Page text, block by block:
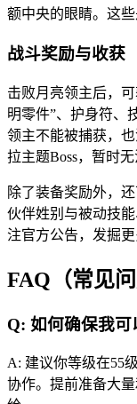
额中央的眼睛。这
战斗奖励与收获
击败月亮领主后，
明零件”、护身符、
领主不能被捕获，
拉主题Boss，暂时无
除了装备奖励外，
伙伴姓别与被动技
注官方公告，发掘更
FAQ（常见问
Q: 如何确保我可
A: 建议你等级在55
协作。提前准备大